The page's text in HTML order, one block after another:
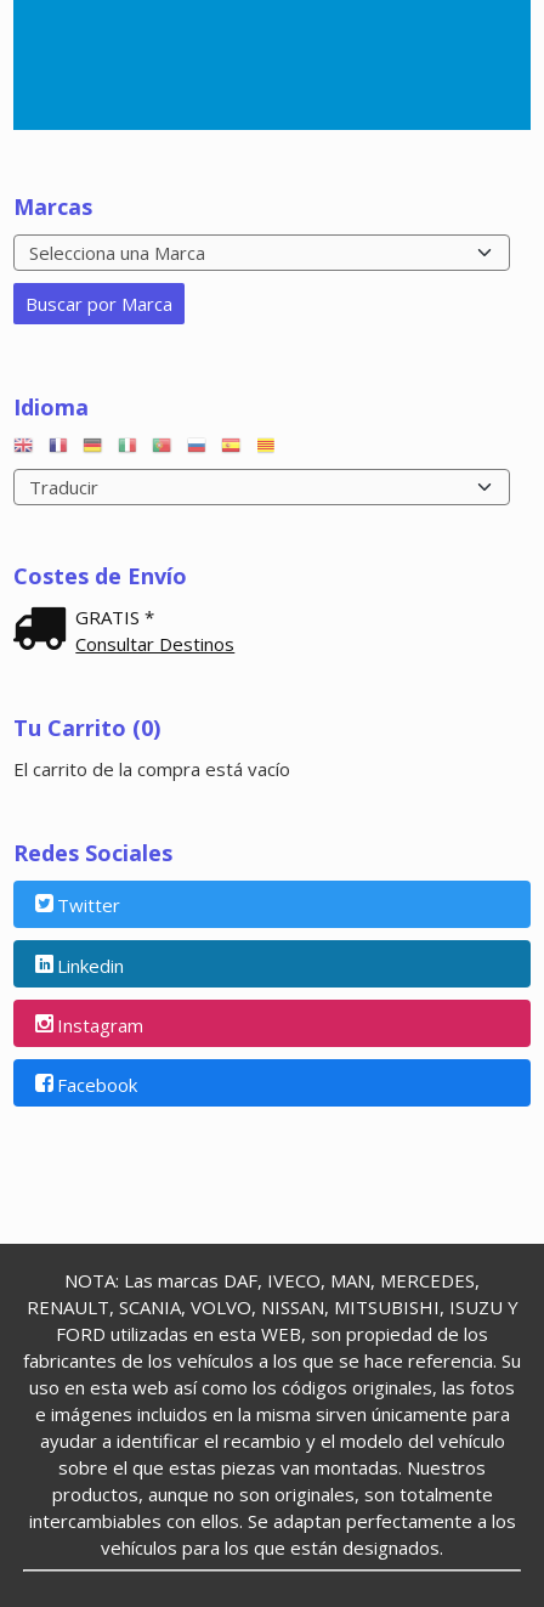
Marcas
Idioma
Costes de Envío
GRATIS *
Consultar Destinos
Tu Carrito (0)
El carrito de la compra está vacío
Redes Sociales
Twitter
Linkedin
Instagram
Facebook
NOTA: Las marcas DAF, IVECO, MAN, MERCEDES,
RENAULT, SCANIA, VOLVO, NISSAN, MITSUBISHI, ISUZU Y
FORD utilizadas en esta WEB, son propiedad de los
fabricantes de los vehículos a los que se hace referencia. Su
uso en esta web así como los códigos originales, las fotos
e imágenes incluidos en la misma sirven únicamente para
ayudar a identificar el recambio y el modelo del vehículo
sobre el que estas piezas van montadas. Nuestros
productos, aunque no son originales, son totalmente
intercambiables con ellos. Se adaptan perfectamente a los
vehículos para los que están designados.